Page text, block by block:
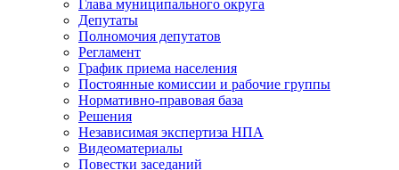
Глава муниципального округа
Депутаты
Полномочия депутатов
Регламент
График приема населения
Постоянные комиссии и рабочие группы
Нормативно-правовая база
Решения
Независимая экспертиза НПА
Видеоматериалы
Повестки заседаний